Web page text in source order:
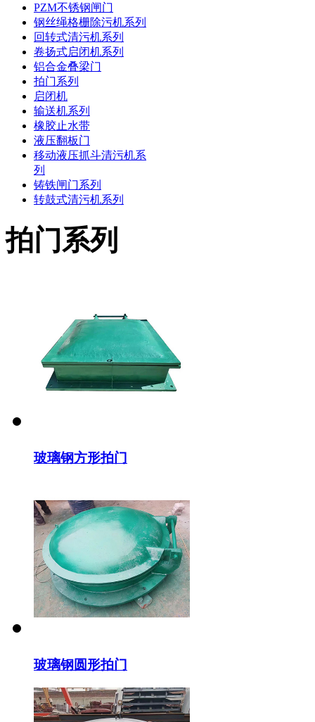
PZM不锈钢闸门
钢丝绳格栅除污机系列
回转式清污机系列
卷扬式启闭机系列
铝合金叠梁门
拍门系列
启闭机
输送机系列
橡胶止水带
液压翻板门
移动液压抓斗清污机系
列
铸铁闸门系列
转鼓式清污机系列
拍门系列
玻璃钢方形拍门
玻璃钢圆形拍门